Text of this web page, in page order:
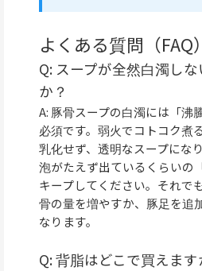
よくある質問（FAQ）
Q: スープが全然白濁し
か？
A: 豚骨スープの白濁には「沸
必須です。弱火でコトコク煮
乳化せず、透明なスープにな
泡がたえず出ているくらいの
キープしてください。それで
骨の量を増やすか、豚足を追
なります。
Q: 背脂はどこで買えます